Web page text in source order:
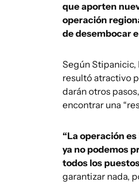
que aporten
operación
de desembocar
Según
resultó atractivo
darán otros
encontrar una
“La operación
ya no podemos
todos los
garantizar nada,